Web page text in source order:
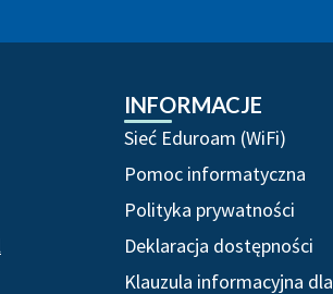
INFORMACJE
Sieć Eduroam (WiFi)
Pomoc informatyczna
Polityka prywatności
Deklaracja dostępności
Klauzula informacyjna dla